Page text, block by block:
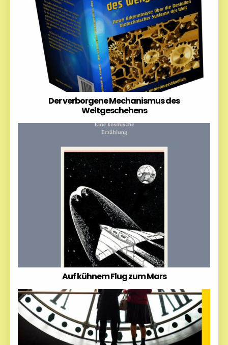
Der verborgene Mechanismus des
Weltgeschehens
Auf kühnem Flug zum Mars